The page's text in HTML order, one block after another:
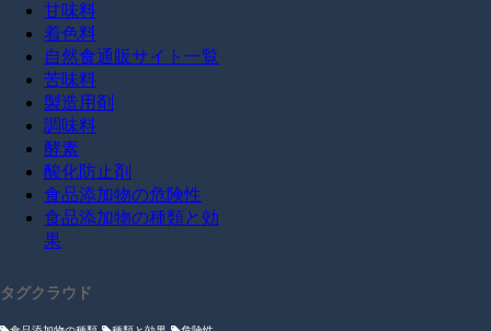
甘味料
着色料
自然食通販サイト一覧
苦味料
製造用剤
調味料
酵素
酸化防止剤
食品添加物の危険性
食品添加物の種類と効
果
タグクラウド